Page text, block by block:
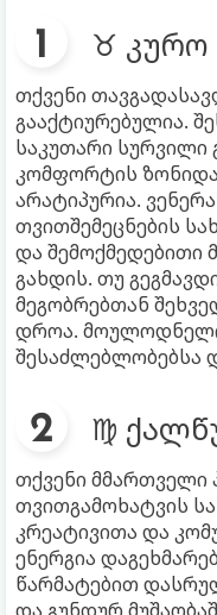
♉ კურო
თქვენი
გააქტიურებულია.
საკუთარი სურვილი
კომფორტის
არატიპურია.
თვითშემეცნების
და
გახდის. თუ
მეგობრებთან
დროა.
შესაძლებლობებსა
♍
თქვენი მმართველი
თვითგამოხატვის
კრეატივითა და
ენერგია
წარმატებით